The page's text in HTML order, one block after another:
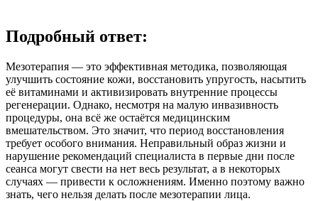
Подробный ответ:
Мезотерапия — это эффективная методика, позволяющая
улучшить состояние кожи, восстановить упругость, насытить
её витаминами и активизировать внутренние процессы
регенерации. Однако, несмотря на малую инвазивность
процедуры, она всё же остаётся медицинским
вмешательством. Это значит, что период восстановления
требует особого внимания. Неправильный образ жизни и
нарушение рекомендаций специалиста в первые дни после
сеанса могут свести на нет весь результат, а в некоторых
случаях — привести к осложнениям. Именно поэтому важно
знать, чего нельзя делать после мезотерапии лица.